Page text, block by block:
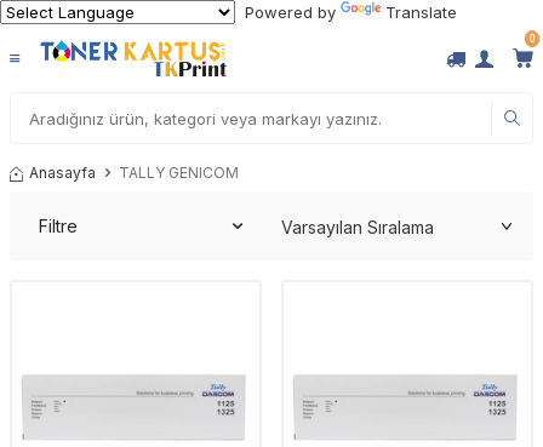
Powered by Translate
0
Anasayfa TALLY GENICOM
Filtre